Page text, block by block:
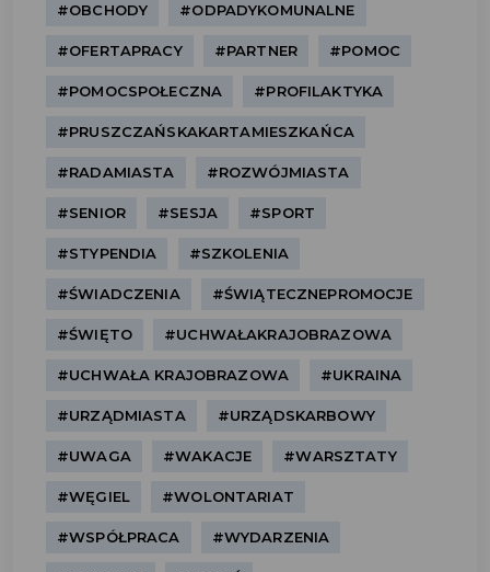
#OBCHODY #ODPADYKOMUNALNE
#OFERTAPRACY #PARTNER #POMOC
#POMOCSPOŁECZNA #PROFILAKTYKA
#PRUSZCZAŃSKAKARTAMIESZKAŃCA
#RADAMIASTA #ROZWÓJMIASTA
#SENIOR #SESJA #SPORT
#STYPENDIA #SZKOLENIA
#ŚWIADCZENIA #ŚWIĄTECZNEPROMOCJE
#ŚWIĘTO #UCHWAŁAKRAJOBRAZOWA
#UCHWAŁA KRAJOBRAZOWA #UKRAINA
#URZĄDMIASTA #URZĄDSKARBOWY
#UWAGA #WAKACJE #WARSZTATY
#WĘGIEL #WOLONTARIAT
#WSPÓŁPRACA #WYDARZENIA